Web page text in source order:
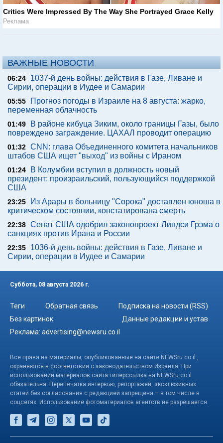
Critics Were Impressed By The Way She Portrayed Grace Kelly
Реклама
ВАЖНЫЕ НОВОСТИ
06:24
1037-й день войны: действия в Газе, Ливане и
Сирии, операции в Иудее и Самарии
05:55
Прогноз погоды в Израиле на 8 августа: жарко,
переменная облачность
01:49
В районе кибуца Зиким, около границы Газы, было
повреждено заграждение. ЦАХАЛ проводит операцию
01:32 CNN: глава Объединенного комитета начальников
штабов США ищет "выход" из войны с Ираном
01:24
В Колумбии вступил в должность новый
президент: произраильский, пользующийся поддержкой
США
23:25
Из Арары в больницу "Сорока" доставлен юноша в
критическом состоянии, констатирована смерть
22:38 Сенат США одобрил законопроект Линдси Грэма о
санкциях против Ирана и России
22:35
1036-й день войны: действия в Газе, Ливане и
Сирии, операции в Иудее и Самарии
Суббота, 08 августа 2026 г.
Теги Обратная связь
Подписка на новости (RSS)
Без картинок
Данные редакции и устав
Реклама: advertising@newsru.co.il
Все права на материалы, опубликованные на сайте NEWSru.co.il ,
охраняются в соответствии с законодательством Израиля. При
использовании материалов сайта гиперссылка на NEWSru.co.il
обязательна. Перепечатка интервью, репортажей, эксклюзивных
статей без согласования с редакцией запрещена – в том числе в
соцсетях. Использование фотоматериалов агентств не разрешается.